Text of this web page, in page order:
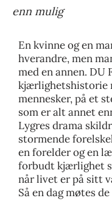
enn mulig
En kvinne og en
hverandre, men
med en annen. DU
kjærlighetshistorie
mennesker, på et
som er alt annet
Lygres drama
stormende
en forelder og en
forbudt kjærlighet
når livet er på sitt
Så en dag møtes